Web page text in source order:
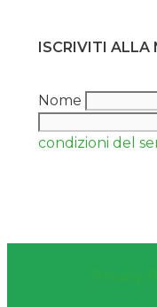
ISCRIVITI ALLA
Nome
condizioni del
Privacy